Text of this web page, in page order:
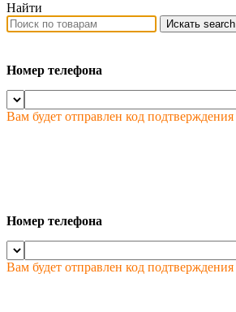
Найти
Искать search
Номер телефона
Вам будет отправлен код подтверждения
Номер телефона
Вам будет отправлен код подтверждения